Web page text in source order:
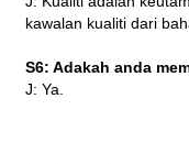
kawalan kualiti dari
S6: Adakah anda
J: Ya.